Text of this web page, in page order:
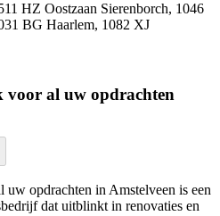
HZ Oostzaan Sierenborch, 1046
BG Haarlem, 1082 XJ
voor al uw opdrachten
opdrachten in Amstelveen is een
dat uitblinkt in renovaties en